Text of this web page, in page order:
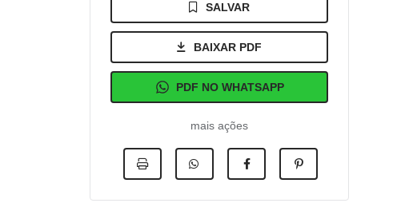
SALVAR
BAIXAR PDF
PDF NO WHATSAPP
mais ações